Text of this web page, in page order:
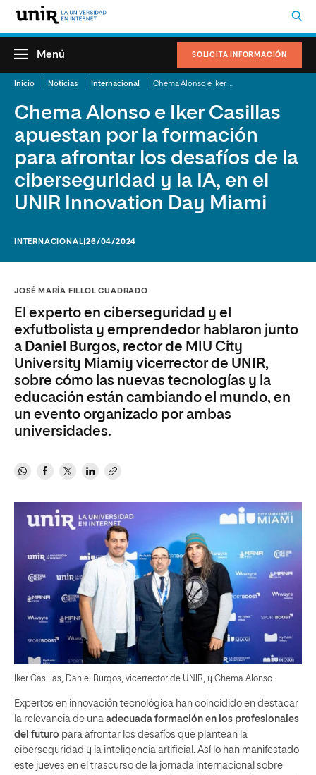
SOLICITA INFORMACIÓN
Menú
Inicio Noticias Internacional
Chema Alonso e Iker Casillas
apuestan por la formación
para afrontar los desafíos de la
ciberseguridad y la IA, en el
UNIR Innovation Day Miami
INTERNACIONAL |26/04/2024
JOSÉ MARÍA FILLOL CUADRADO
El experto en ciberseguridad y el
exfutbolista y emprendedor hablaron junto
a Daniel Burgos, rector de MIU City
University Miamiy vicerrector de UNIR,
sobre cómo las nuevas tecnologías y la
educación están cambiando el mundo, en
un evento organizado por ambas
universidades.
Iker Casillas, Daniel Burgos, vicerrector de UNIR, y Chema Alonso.
Expertos en innovación tecnológica han coincidido en destacar
la relevancia de una adecuada formación en los profesionales
del futuro para afrontar los desafíos que plantean la
ciberseguridad y la inteligencia artificial. Así lo han manifestado
este jueves en el trascurso de la jornada internacional sobre